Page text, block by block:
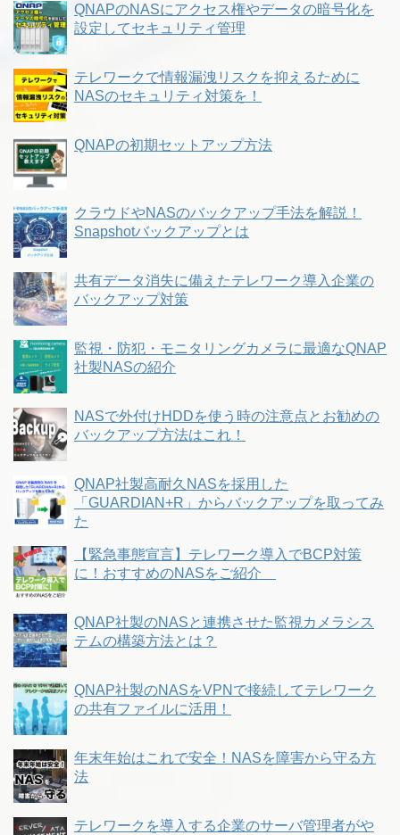
QNAPのNASにアクセス権やデータの暗号化を
設定してセキュリティ管理
テレワークで情報漏洩リスクを抑えるために
NASのセキュリティ対策を！
QNAPの初期セットアップ方法
クラウドやNASのバックアップ手法を解説！
Snapshotバックアップとは
共有データ消失に備えたテレワーク導入企業の
バックアップ対策
監視・防犯・モニタリングカメラに最適なQNAP
社製NASの紹介
NASで外付けHDDを使う時の注意点とお勧めの
バックアップ方法はこれ！
QNAP社製高耐久NASを採用した
「GUARDIAN+R」からバックアップを取ってみ
た
【緊急事態宣言】テレワーク導入でBCP対策
に！おすすめのNASをご紹介
QNAP社製のNASと連携させた監視カメラシス
テムの構築方法とは？
QNAP社製のNASをVPNで接続してテレワーク
の共有ファイルに活用！
年末年始はこれで安全！NASを障害から守る方
法
テレワークを導入する企業のサーバ管理者がや